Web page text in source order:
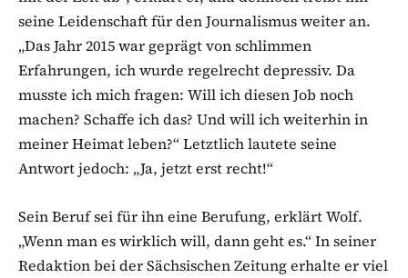
seine Leidenschaft für den Journalismus weiter an.
„Das Jahr 2015 war geprägt von schlimmen
Erfahrungen, ich wurde regelrecht depressiv. Da
musste ich mich fragen: Will ich diesen Job noch
machen? Schaffe ich das? Und will ich weiterhin in
meiner Heimat leben?“ Letztlich lautete seine
Antwort jedoch: „Ja, jetzt erst recht!“
Sein Beruf sei für ihn eine Berufung, erklärt Wolf.
„Wenn man es wirklich will, dann geht es.“ In seiner
Redaktion bei der Sächsischen Zeitung erhalte er viel